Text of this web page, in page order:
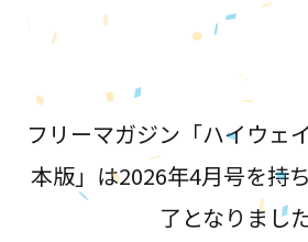
フリーマガジン「ハイウェ
本版」は2026年4月号を持
了となりました